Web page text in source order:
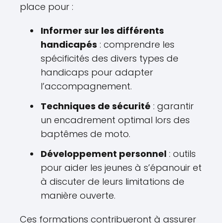
place pour :
Informer sur les différents
handicapés : comprendre les
spécificités des divers types de
handicaps pour adapter
l’accompagnement.
Techniques de sécurité : garantir
un encadrement optimal lors des
baptêmes de moto.
Développement personnel : outils
pour aider les jeunes à s’épanouir et
à discuter de leurs limitations de
manière ouverte.
Ces formations contribueront à assurer